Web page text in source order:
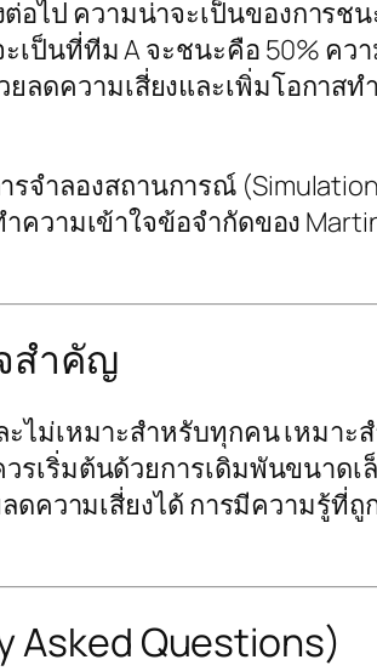
ไป ความน่าจะเป็นของการช
ป็นที่ทีม A จะชนะคือ 50% ค
ดความเสี่ยงและเพิ่มโอกาสท
จำลองสถานการณ์
ความเข้าใจข้อจำกัดของ
สำคัญ
ไม่เหมาะสำหรับทุกคน เหมา
วรเริ่มต้นด้วยการเดิมพันขนา
ดความเสี่ยงได้ การมีความรู้ที่
Asked Questions)